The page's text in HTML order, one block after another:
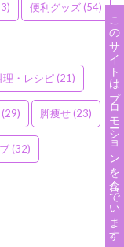
便利グッズ(54)
理・レシピ(21)
(29) 脚痩せ(23)
(32) このサイトはプロモーションを含んでいます。